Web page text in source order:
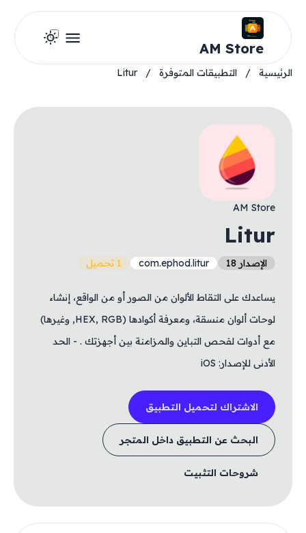
AM Store
الرئيسية / التطبيقات المتوفرة /
Litur
AM Store
Litur
الإصدار 18 com.ephod.litur 1 تحميل
يساعدك على التقاط الألوان من الصور أو من الواقع، إنشاء
لوحات ألوان منسقة، ومعرفة أكوادها (HEX, RGB, وغيرها)
مع أدوات لفحص التباين والمزامنة بين أجهزتك . - الحد
الأدنى للإصدار: iOS
الاشتراك لتحميل التطبيق
البحث عن التطبيق داخل المتجر
شروحات التثبيت